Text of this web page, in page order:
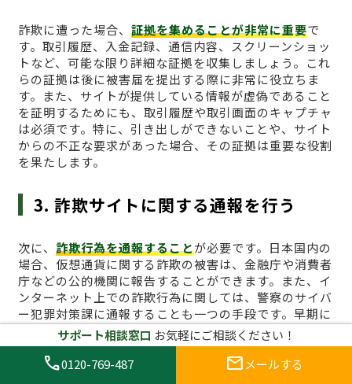
詐欺に遭った場合、 証拠を集めることが非常に重要で
す。取引履歴、入金記録、通信内容、スクリーンショッ
トなど、可能な限り詳細な証拠を収集しましょう。これ
らの証拠は後に被害届を提出する際に非常に役立ちま
す。また、サイトが提供している情報が虚偽であること
を証明するためにも、取引履歴や取引画面のキャプチャ
は必須です。特に、引き出しができないことや、サイト
からの不正な要求があった場合、その証拠は重要な役割
を果たします。
3. 詐欺サイトに関する通報を行う
次に、 詐欺行為を通報することが必要です。日本国内の
場合、仮想通貨に関する詐欺の被害は、金融庁や消費者
庁などの公的機関に報告することができます。また、イ
ンターネット上での詐欺行為に関しては、警察のサイバ
ー犯罪対策課に通報することも一つの手段です。早期に
通報を行うことで、他のユーザーへの被害拡大を防ぐこ
とにもつながります。国外の業者に関しても、詐欺行為
が確認できる場合は、国際的な詐欺対策機関に通報する
サポート相談窓口 お気軽にご相談ください！
call0120-769-487 mail メールする